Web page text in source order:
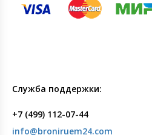
Служба поддержки:
+7 (499) 112-07-44
info@broniruem24.com